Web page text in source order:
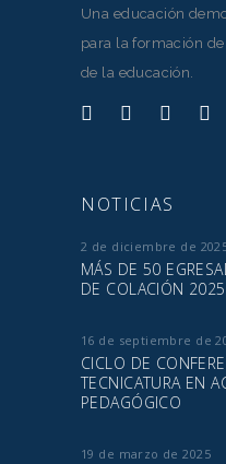
Una educación
para la formación
de la educación.
NOTICIAS
2 de diciembre de
MÁS DE 50
DE COLACIÓN 2025
16 de septiembre de
CICLO DE
TECNICATURA EN
PEDAGÓGICO
19 de marzo de 2025